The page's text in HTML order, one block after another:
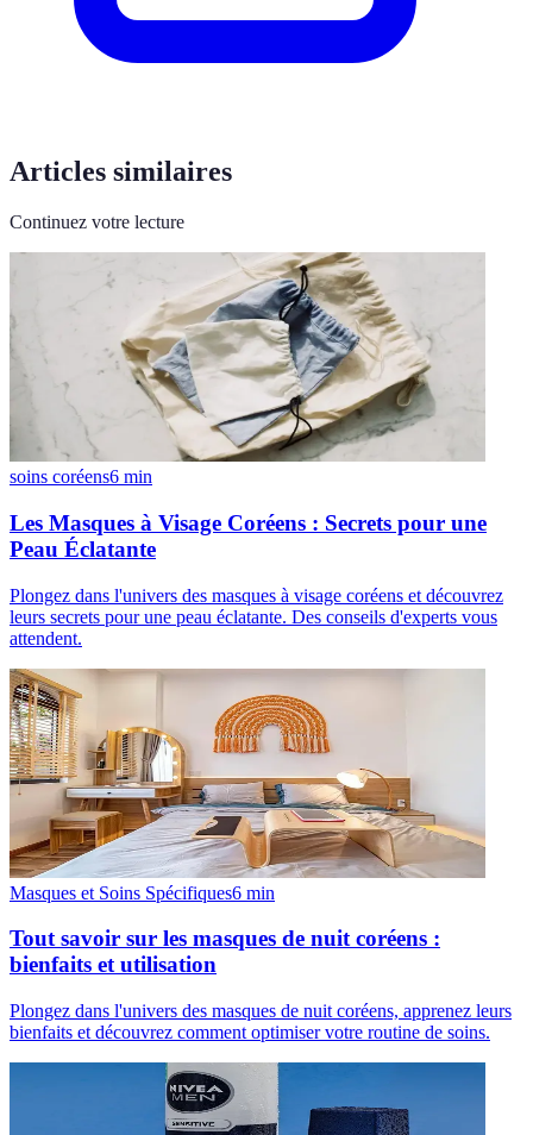
Articles similaires
Continuez votre lecture
soins coréens6 min
Les Masques à Visage Coréens : Secrets pour une
Peau Éclatante
Plongez dans l'univers des masques à visage coréens et découvrez
leurs secrets pour une peau éclatante. Des conseils d'experts vous
attendent.
Masques et Soins Spécifiques6 min
Tout savoir sur les masques de nuit coréens :
bienfaits et utilisation
Plongez dans l'univers des masques de nuit coréens, apprenez leurs
bienfaits et découvrez comment optimiser votre routine de soins.